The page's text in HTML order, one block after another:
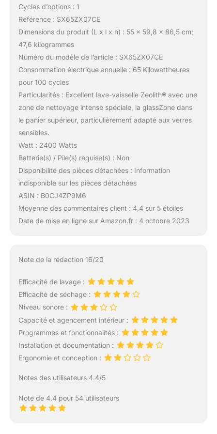
Cycles d’options : 1
Référence : SX65ZX07CE
Dimensions du produit (L x l x h) : 55 x 59,8 x 86,5 cm;
47,6 kilogrammes
Numéro du modèle de l’article : SX65ZX07CE
Consommation électrique annuelle : 65 Kilowattheures
pour 100 cycles
Particularités : Excellent lave-vaisselle Zeolith® avec une
zone de nettoyage intense spéciale, la glassZone dans
le panier supérieur, particulièrement adapté aux verres
sensibles.
Watt : 2400 Watts
Batterie(s) / Pile(s) requise(s) : Non
Disponibilité des pièces détachées : Information
indisponible sur les pièces détachées
ASIN : B0CJ4ZP9M6
Moyenne des commentaires client : 4,4 sur 5 étoiles
Date de mise en ligne sur Amazon.fr : 4 octobre 2023
Note de la rédaction 16/20
Efficacité de lavage :
Efficacité de séchage :
Niveau sonore :
Capacité et agencement intérieur :
Programmes et fonctionnalités :
Installation et documentation :
Ergonomie et conception :
Notes des utilisateurs 4.4/5
Note de 4.4 pour 54 utilisateurs